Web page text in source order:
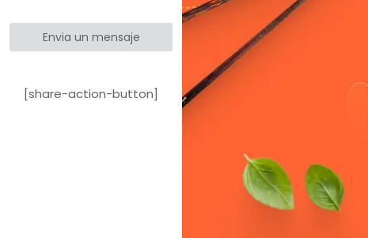
Envia un mensaje
[share-action-button]